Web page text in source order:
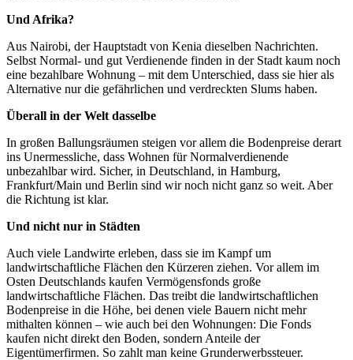
Und Afrika?
Aus Nairobi, der Hauptstadt von Kenia dieselben Nachrichten.
Selbst Normal- und gut Verdienende finden in der Stadt kaum noch
eine bezahlbare Wohnung – mit dem Unterschied, dass sie hier als
Alternative nur die gefährlichen und verdreckten Slums haben.
Überall in der Welt dasselbe
In großen Ballungsräumen steigen vor allem die Bodenpreise derart
ins Unermessliche, dass Wohnen für Normalverdienende
unbezahlbar wird. Sicher, in Deutschland, in Hamburg,
Frankfurt/Main und Berlin sind wir noch nicht ganz so weit. Aber
die Richtung ist klar.
Und nicht nur in Städten
Auch viele Landwirte erleben, dass sie im Kampf um
landwirtschaftliche Flächen den Kürzeren ziehen. Vor allem im
Osten Deutschlands kaufen Vermögensfonds große
landwirtschaftliche Flächen. Das treibt die landwirtschaftlichen
Bodenpreise in die Höhe, bei denen viele Bauern nicht mehr
mithalten können – wie auch bei den Wohnungen: Die Fonds
kaufen nicht direkt den Boden, sondern Anteile der
Eigentümerfirmen. So zahlt man keine Grunderwerbssteuer.